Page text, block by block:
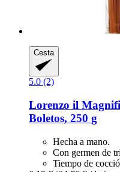
Cesta
5.0 (2)
Lorenzo il
Boletos, 250 g
Hecha a mano.
Con germen de
Tiempo de